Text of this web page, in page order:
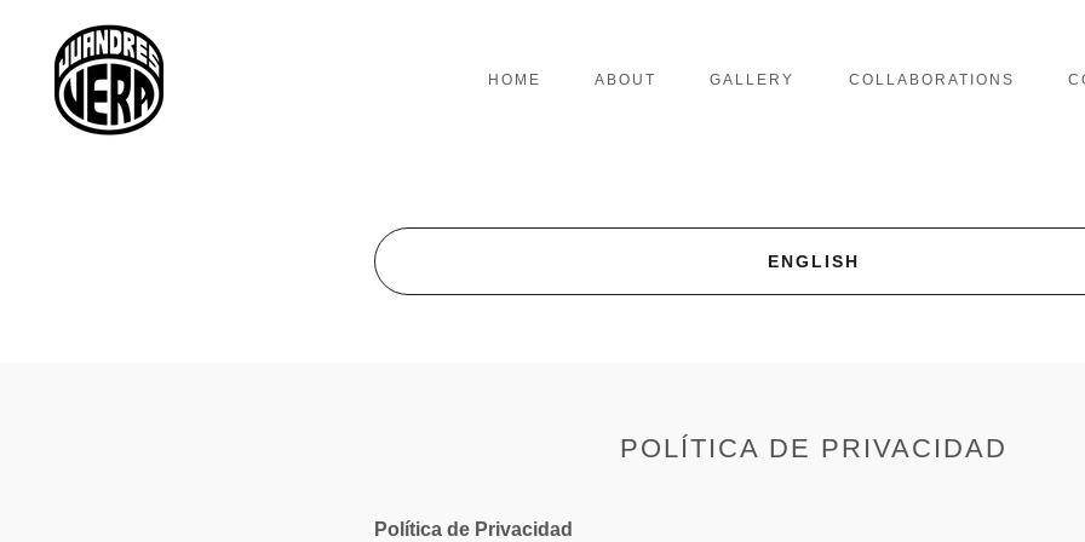
HOME ABOUT GALLERY COLLABORATIONS
ENGLISH
POLÍTICA DE PRIVACIDAD
Política de Privacidad